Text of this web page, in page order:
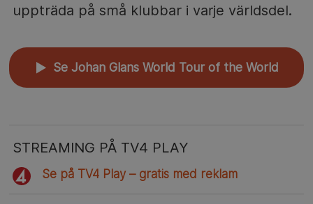
uppträda på små klubbar i varje världsdel.
▲ Se Johan Glans World Tour of the World
STREAMING PÅ TV4 PLAY
Se på TV4 Play – gratis med reklam